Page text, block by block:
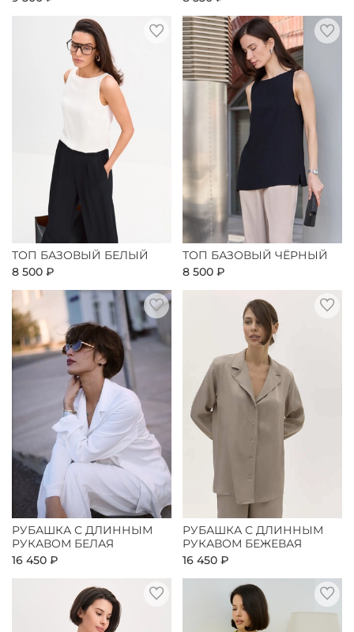
ТОП БАЗОВЫЙ БЕЛЫЙ
8 500 ₽
ТОП БАЗОВЫЙ ЧЁРНЫЙ
8 500 ₽
РУБАШКА С ДЛИННЫМ
РУКАВОМ БЕЛАЯ
16 450 ₽
РУБАШКА С ДЛИННЫМ
РУКАВОМ БЕЖЕВАЯ
16 450 ₽